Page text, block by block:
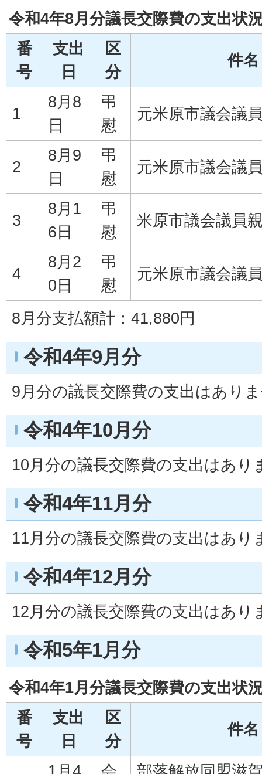
令和4年8月分議長交際費の支出状
番
号
支出
日
区
分
件名
1
8月8
日
弔
慰
元米原市議会議
2
8月9
日
弔
慰
元米原市議会議
3
8月1
6日
弔
慰
米原市議会議員
4
8月2
0日
弔
慰
元米原市議会議
8月分支払額計：41,880円
令和4年9月分
9月分の議長交際費の支出はあり
令和4年10月分
10月分の議長交際費の支出はあり
令和4年11月分
11月分の議長交際費の支出はあり
令和4年12月分
12月分の議長交際費の支出はあり
令和5年1月分
令和4年1月分議長交際費の支出状
番
号
支出
日
区
分
件名